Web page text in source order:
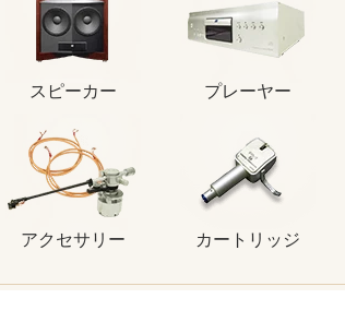
スピーカー プレーヤー
アクセサリー カートリッジ